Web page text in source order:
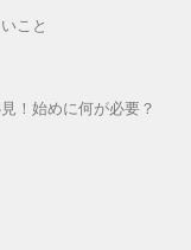
こと
！始めに何が必要？